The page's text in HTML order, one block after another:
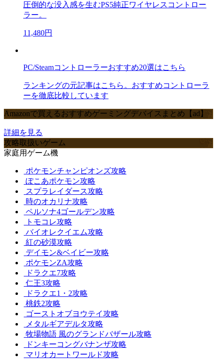
圧倒的な没入感を生むPS5純正ワイヤレスコントロー
ラー。
11,480円
PC/Steamコントローラーおすすめ20選はこちら
ランキングの元記事はこちら。おすすめコントローラ
ーを徹底比較しています
Amazonで買えるおすすめゲーミングデバイスまとめ【ad】
詳細を見る
攻略取扱いゲーム
家庭用ゲーム機
ポケモンチャンピオンズ攻略
ぽこあポケモン攻略
スプラレイダース攻略
時のオカリナ攻略
ペルソナ4ゴールデン攻略
トモコレ攻略
バイオレクイエム攻略
紅の砂漠攻略
デイモン&ベイビー攻略
ポケモンZA攻略
ドラクエ7攻略
仁王3攻略
ドラクエ1・2攻略
桃鉄2攻略
ゴーストオブヨウテイ攻略
メタルギアデルタ攻略
牧場物語 風のグランドバザール攻略
ドンキーコングバナンザ攻略
マリオカートワールド攻略